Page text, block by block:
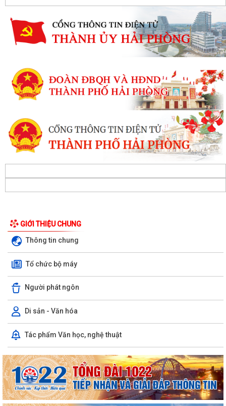
GIỚI THIỆU CHUNG
Thông tin chung
Tổ chức bộ máy
Người phát ngôn
Di sản - Văn hóa
Tác phẩm Văn học, nghệ thuật
XÂY DỰNG QUỐC GIA SỐ
NGHỊ ĐỊNH SỐ 309/2026/NĐ-CP, ngày 05/8/2026 sửa đổi, bổ sung
một số điều của Nghị định số...
QUYẾT ĐỊNH SỐ 2917/QĐ-UBND, ngày 25/7/2026 của UBND thành
phố Ban hành Bộ tiêu chí thực hiện Đề án...